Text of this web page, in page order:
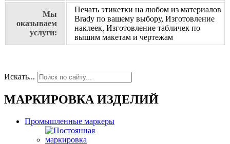
Мы
оказываем
услуги:
Печать этикетки на любом из материалов
Brady по вашему выбору, Изготовление
наклеек, Изготовление табличек по
вышим макетам и чертежам
Искать...
МАРКИРОВКА ИЗДЕЛИЙ
Промышленные маркеры